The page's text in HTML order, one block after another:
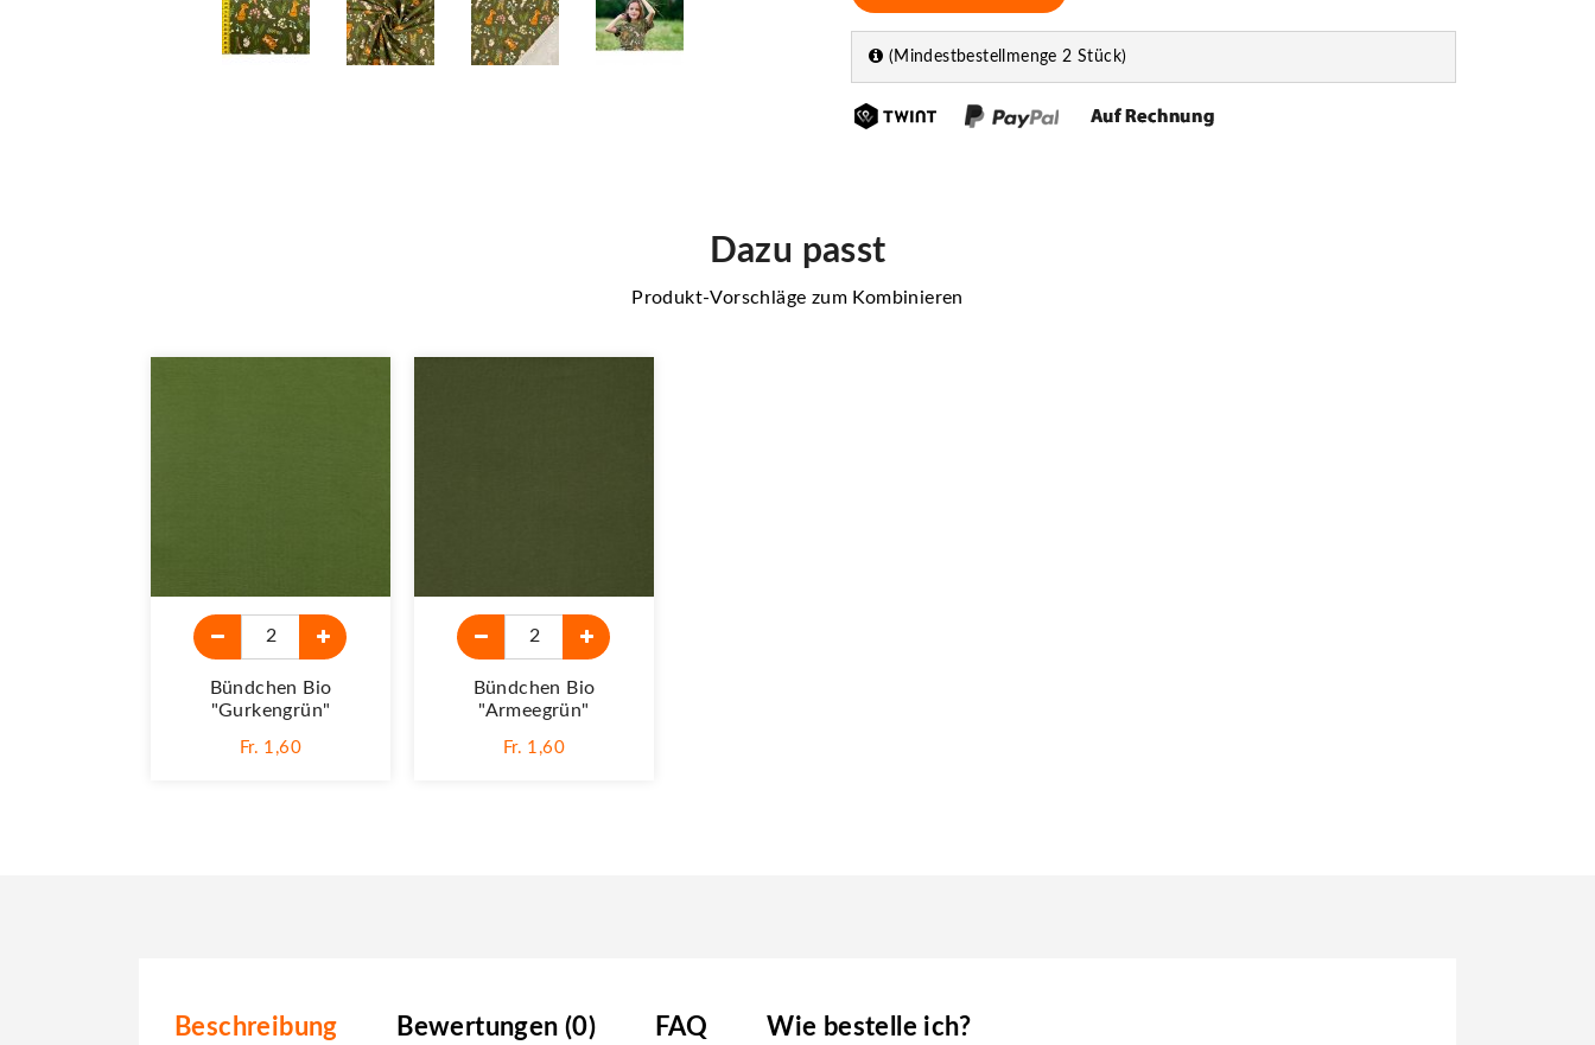
(Mindestbestellmenge 2 Stück)
Dazu passt
Produkt-Vorschläge zum Kombinieren
Bündchen Bio
"Gurkengrün"
Fr. 1,60
Bündchen Bio
"Armeegrün"
Fr. 1,60
Beschreibung Bewertungen (0) FAQ Wie bestelle ich?